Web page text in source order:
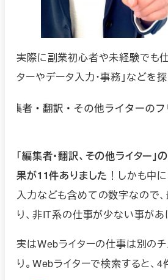
実際に副業初心者や未経験でも
ターやデータ入力・事務」などを
「編集者・翻訳、その他ライター
果が11件ありました ！しかも中
入力なども含めての数字なので
り、非IT系の仕事が少ない事があ
実はWebライターの仕事は別のチ
り。Webライターで検索すると、4